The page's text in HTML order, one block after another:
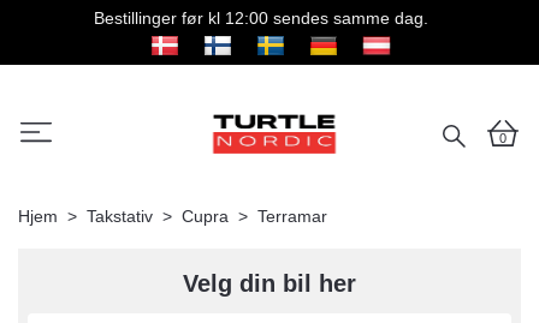
Bestillinger før kl 12:00 sendes samme dag.
0
Hjem Takstativ Cupra Terramar
Velg din bil her